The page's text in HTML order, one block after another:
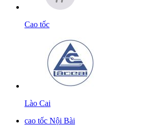
Cao tốc
Lào Cai
cao tốc Nội Bài